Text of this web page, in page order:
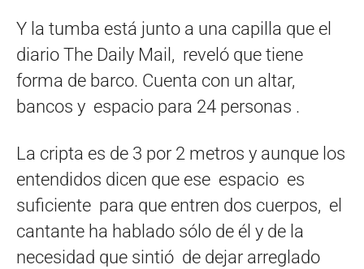
Y la tumba está junto a una capilla que el
diario The Daily Mail, reveló que tiene
forma de barco. Cuenta con un altar,
bancos y espacio para 24 personas .
La cripta es de 3 por 2 metros y aunque los
entendidos dicen que ese espacio es
suficiente para que entren dos cuerpos, el
cantante ha hablado sólo de él y de la
necesidad que sintió de dejar arreglado